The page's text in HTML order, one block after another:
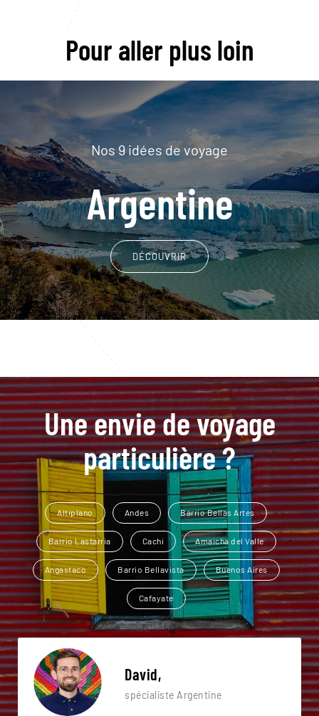
Pour aller plus loin
Nos 9 idées de voyage
Argentine
DÉCOUVRIR
Une envie de voyage
particulière ?
Altiplano Andes Barrio Bellas Artes
Barrio Lastarria Cachi Amaicha del Valle
Angastaco Barrio Bellavista Buenos Aires
Cafayate
David,
spécialiste Argentine